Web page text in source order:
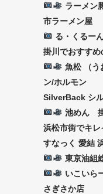
ラーメン
市ラーメン屋
る・くるー
掛川でおすすめ
魚松 （う
ン/ホルモン
SilverBack シ
池めん
浜松市街でキレ
すなっく 愛結
東京油組
いこいら
さぎさか店